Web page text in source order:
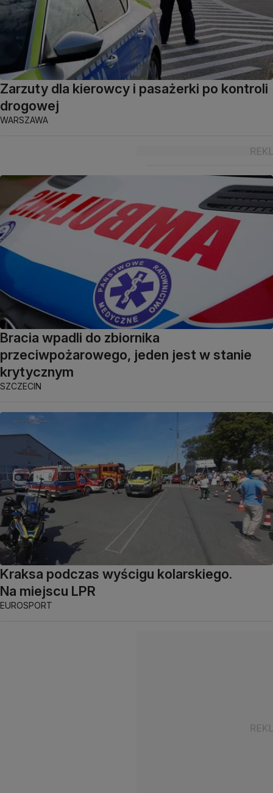
Zarzuty dla kierowcy i pasażerki po kontroli
drogowej
WARSZAWA
Bracia wpadli do zbiornika
przeciwpożarowego, jeden jest w stanie
krytycznym
SZCZECIN
Kraksa podczas wyścigu kolarskiego.
Na miejscu LPR
EUROSPORT